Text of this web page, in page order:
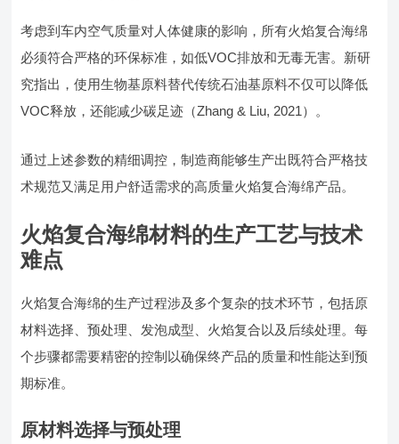
考虑到车内空气质量对人体健康的影响，所有火焰复合海绵
必须符合严格的环保标准，如低VOC排放和无毒无害。新研
究指出，使用生物基原料替代传统石油基原料不仅可以降低
VOC释放，还能减少碳足迹（Zhang & Liu, 2021）。
通过上述参数的精细调控，制造商能够生产出既符合严格技
术规范又满足用户舒适需求的高质量火焰复合海绵产品。
火焰复合海绵材料的生产工艺与技术
难点
火焰复合海绵的生产过程涉及多个复杂的技术环节，包括原
材料选择、预处理、发泡成型、火焰复合以及后续处理。每
个步骤都需要精密的控制以确保终产品的质量和性能达到预
期标准。
原材料选择与预处理